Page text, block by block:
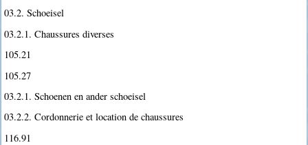
03.2. Schoeisel
03.2.1. Chaussures diverses
105.21
105.27
03.2.1. Schoenen en ander schoeisel
03.2.2. Cordonnerie et location de chaussures
116.91